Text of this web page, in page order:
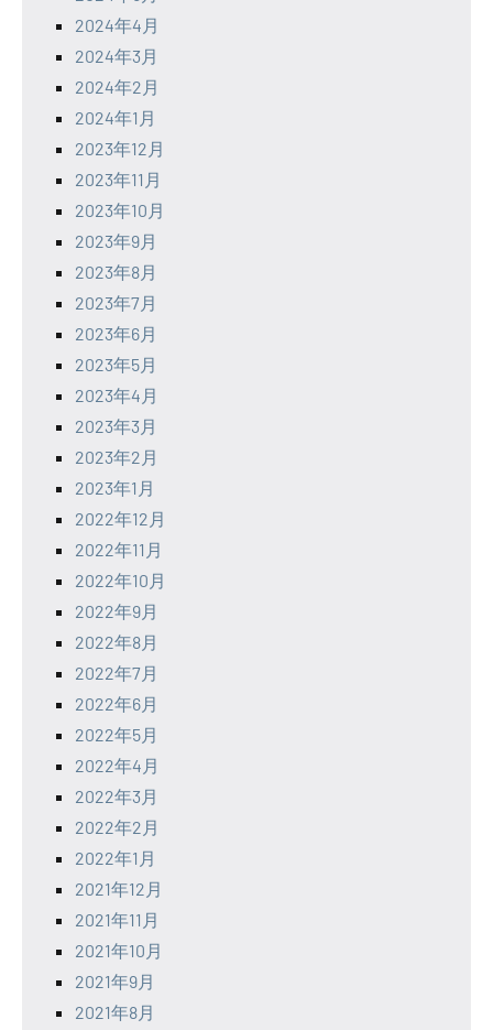
2024年4月
2024年3月
2024年2月
2024年1月
2023年12月
2023年11月
2023年10月
2023年9月
2023年8月
2023年7月
2023年6月
2023年5月
2023年4月
2023年3月
2023年2月
2023年1月
2022年12月
2022年11月
2022年10月
2022年9月
2022年8月
2022年7月
2022年6月
2022年5月
2022年4月
2022年3月
2022年2月
2022年1月
2021年12月
2021年11月
2021年10月
2021年9月
2021年8月